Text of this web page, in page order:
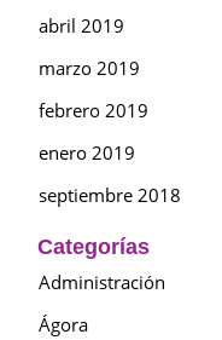
abril 2019
marzo 2019
febrero 2019
enero 2019
septiembre 2018
Categorías
Administración
Ágora